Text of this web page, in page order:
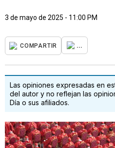
3 de mayo de 2025 - 11:00 PM
COMPARTIR ...
Las opiniones expresadas en
del autor y no reflejan las
Día o sus afiliados.